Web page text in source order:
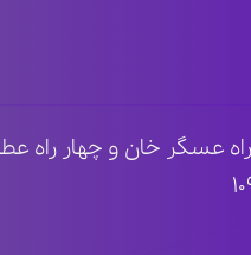
چهار راه عسگر خان و چهار